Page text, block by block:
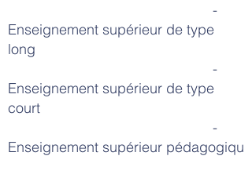
-
Enseignement supérieur de type
long
-
Enseignement supérieur de type
court
-
Enseignement supérieur pédagogiqu